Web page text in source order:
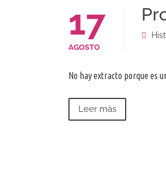
17
AGOSTO
No hay extracto porque es
Leer más